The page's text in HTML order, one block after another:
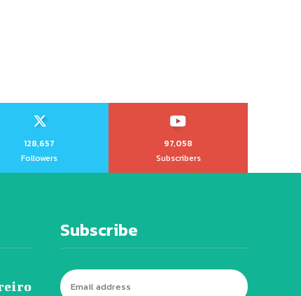
128,657
Followers
97,058
Subscribers
Subscribe